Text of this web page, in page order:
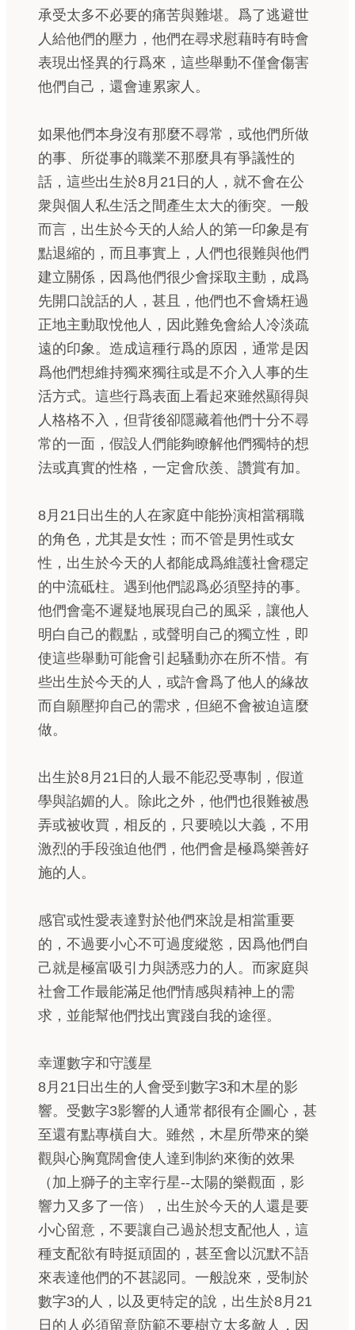
承受太多不必要的痛苦與難堪。爲了逃避世
人給他們的壓力，他們在尋求慰藉時有時會
表現出怪異的行爲來，這些舉動不僅會傷害
他們自己，還會連累家人。
如果他們本身沒有那麼不尋常，或他們所做
的事、所從事的職業不那麼具有爭議性的
話，這些出生於8月21日的人，就不會在公
衆與個人私生活之間產生太大的衝突。一般
而言，出生於今天的人給人的第一印象是有
點退縮的，而且事實上，人們也很難與他們
建立關係，因爲他們很少會採取主動，成爲
先開口說話的人，甚且，他們也不會矯枉過
正地主動取悅他人，因此難免會給人冷淡疏
遠的印象。造成這種行爲的原因，通常是因
爲他們想維持獨來獨往或是不介入人事的生
活方式。這些行爲表面上看起來雖然顯得與
人格格不入，但背後卻隱藏着他們十分不尋
常的一面，假設人們能夠瞭解他們獨特的想
法或真實的性格，一定會欣羨、讚賞有加。
8月21日出生的人在家庭中能扮演相當稱職
的角色，尤其是女性；而不管是男性或女
性，出生於今天的人都能成爲維護社會穩定
的中流砥柱。遇到他們認爲必須堅持的事。
他們會毫不遲疑地展現自己的風采，讓他人
明白自己的觀點，或聲明自己的獨立性，即
使這些舉動可能會引起騷動亦在所不惜。有
些出生於今天的人，或許會爲了他人的緣故
而自願壓抑自己的需求，但絕不會被迫這麼
做。
出生於8月21日的人最不能忍受專制，假道
學與諂媚的人。除此之外，他們也很難被愚
弄或被收買，相反的，只要曉以大義，不用
激烈的手段強迫他們，他們會是極爲樂善好
施的人。
感官或性愛表達對於他們來說是相當重要
的，不過要小心不可過度縱慾，因爲他們自
己就是極富吸引力與誘惑力的人。而家庭與
社會工作最能滿足他們情感與精神上的需
求，並能幫他們找出實踐自我的途徑。
幸運數字和守護星
8月21日出生的人會受到數字3和木星的影
響。受數字3影響的人通常都很有企圖心，甚
至還有點專橫自大。雖然，木星所帶來的樂
觀與心胸寬闊會使人達到制約來衡的效果
（加上獅子的主宰行星--太陽的樂觀面，影
響力又多了一倍），出生於今天的人還是要
小心留意，不要讓自己過於想支配他人，這
種支配欲有時挺頑固的，甚至會以沉默不語
來表達他們的不甚認同。一般說來，受制於
數字3的人，以及更特定的說，出生於8月21
日的人必須留意防範不要樹立太多敵人，因